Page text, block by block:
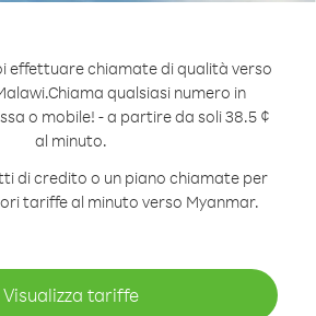
effettuare chiamate di qualità verso
Chiama qualsiasi numero in
o mobile! - a partire da soli 38.5 ¢
al minuto.
di credito o un piano chiamate per
tariffe al minuto verso Myanmar.
Visualizza tariffe